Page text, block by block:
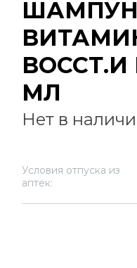
ВОССТ.И
МЛ
Нет в
Условия отпуска из
аптек: